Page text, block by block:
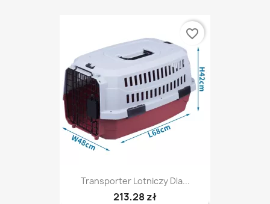
Transporter Lotniczy Dla...
213,28 zł
favorite_border